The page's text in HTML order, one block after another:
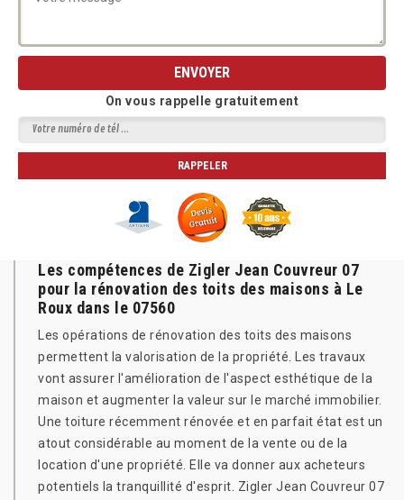
On vous rappelle gratuitement
Les compétences de Zigler Jean Couvreur 07
pour la rénovation des toits des maisons à Le
Roux dans le 07560
Les opérations de rénovation des toits des maisons
permettent la valorisation de la propriété. Les travaux
vont assurer l'amélioration de l'aspect esthétique de la
maison et augmenter la valeur sur le marché immobilier.
Une toiture récemment rénovée et en parfait état est un
atout considérable au moment de la vente ou de la
location d'une propriété. Elle va donner aux acheteurs
potentiels la tranquillité d'esprit. Zigler Jean Couvreur 07